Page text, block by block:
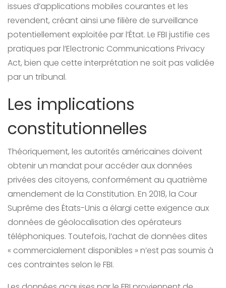
issues d’applications mobiles courantes et les
revendent, créant ainsi une filière de surveillance
potentiellement exploitée par l’État. Le FBI justifie ces
pratiques par l’Electronic Communications Privacy
Act, bien que cette interprétation ne soit pas validée
par un tribunal.
Les implications
constitutionnelles
Théoriquement, les autorités américaines doivent
obtenir un mandat pour accéder aux données
privées des citoyens, conformément au quatrième
amendement de la Constitution. En 2018, la Cour
Suprême des États-Unis a élargi cette exigence aux
données de géolocalisation des opérateurs
téléphoniques. Toutefois, l’achat de données dites
« commercialement disponibles » n’est pas soumis à
ces contraintes selon le FBI.